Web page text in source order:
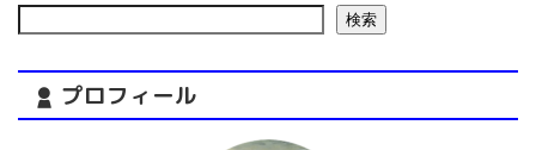
検索
プロフィール